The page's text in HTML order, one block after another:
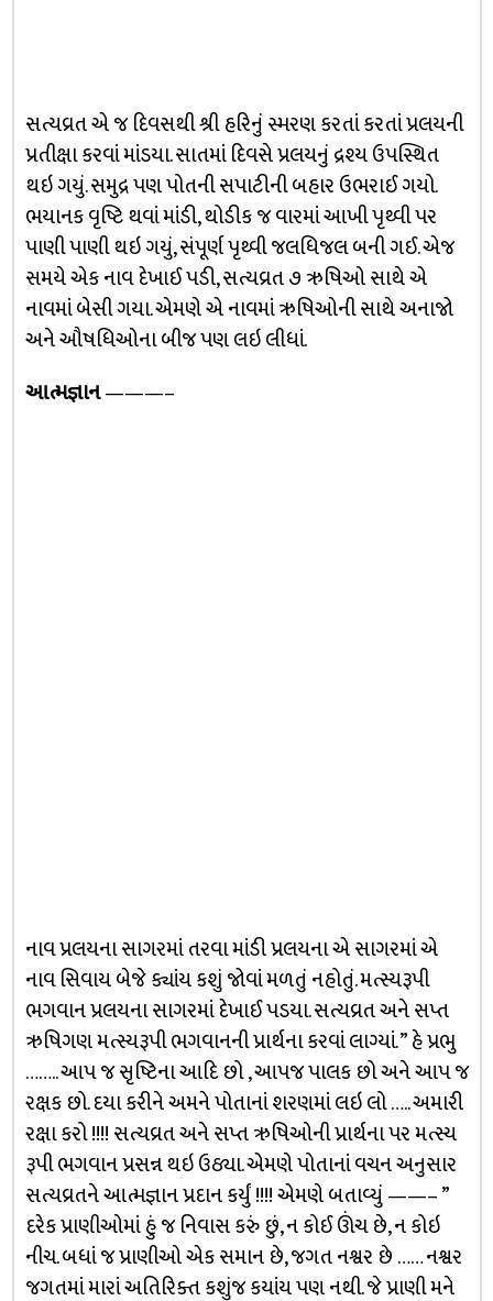
સત્યવ્રત એ જ દિવસથી શ્રી હરિનું સ્મરણ કરતાં કરતાં પ્રલયની
પ્રતીક્ષા કરવાં માંડયા. સાતમાં દિવસે પ્રલયનું દ્રશ્ય ઉપસ્થિત
થઇ ગયું. સમુદ્ર પણ પોતની સપાટીની બહાર ઉભરાઈ ગયો.
ભયાનક વૃષ્ટિ થવાં માંડી, થોડીક જ વારમાં આખી પૃથ્વી પર
પાણી પાણી થઇ ગયું, સંપૂર્ણ પૃથ્વી જલધિજલ બની ગઈ. એજ
સમયે એક નાવ દેખાઈ પડી, સત્યવ્રત ૭ ઋષિઓ સાથે એ
નાવમાં બેસી ગયા. એમણે એ નાવમાં ઋષિઓની સાથે અનાજો
અને ઔષધિઓના બીજ પણ લઇ લીધાં.
આત્મજ્ઞાન———–
નાવ પ્રલયના સાગરમાં તરવા માંડી પ્રલયના એ સાગરમાં એ
નાવ સિવાય બેજે ક્યાંય કશું જોવાં મળતું નહોતું. મત્સ્યરૂપી
ભગવાન પ્રલયના સાગરમાં દેખાઈ પડયા. સત્યવ્રત અને સપ્ત
ઋષિગણ મત્સ્યરૂપી ભગવાનની પ્રાર્થના કરવાં લાગ્યાં. ” હે પ્રભુ
…….. આપ જ સૃષ્ટિના આદિ છો , આપજ પાલક છો અને આપ જ
રક્ષક છો. દયા કરીને અમને પોતાનાં શરણમાં લઇ લો ….. અમારી
રક્ષા કરો !!!! સત્યવ્રત અને સપ્ત ઋષિઓની પ્રાર્થના પર મત્સ્ય
રૂપી ભગવાન પ્રસન્ન થઇ ઉઠ્યા. એમણે પોતાનાં વચન અનુસાર
સત્યવ્રતને આત્મજ્ઞાન પ્રદાન કર્યું !!!! એમણે બતાવ્યું ——– ”
દરેક પ્રાણીઓમાં હું જ નિવાસ કરું છું, ન કોઈ ઊંચ છે, ન કોઇ
નીચ. બધાં જ પ્રાણીઓ એક સમાન છે, જગત નશ્વર છે …… નશ્વર
જગતમાં મારાં અતિરિક્ત કશુંજ કયાંય પણ નથી. જે પ્રાણી મને